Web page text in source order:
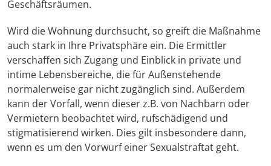
Geschäftsräumen.
Wird die Wohnung durchsucht, so greift die Maßnahme
auch stark in Ihre Privatsphäre ein. Die Ermittler
verschaffen sich Zugang und Einblick in private und
intime Lebensbereiche, die für Außenstehende
normalerweise gar nicht zugänglich sind. Außerdem
kann der Vorfall, wenn dieser z.B. von Nachbarn oder
Vermietern beobachtet wird, rufschädigend und
stigmatisierend wirken. Dies gilt insbesondere dann,
wenn es um den Vorwurf einer Sexualstraftat geht.